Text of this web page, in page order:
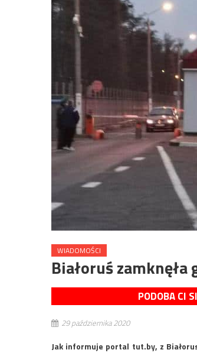
WIADOMOŚCI
Białoruś
PODOBA CI
29 października 2020
Jak informuje portal tut.by, z